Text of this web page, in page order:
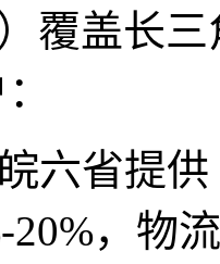
覆盖长
六省提
20%，物